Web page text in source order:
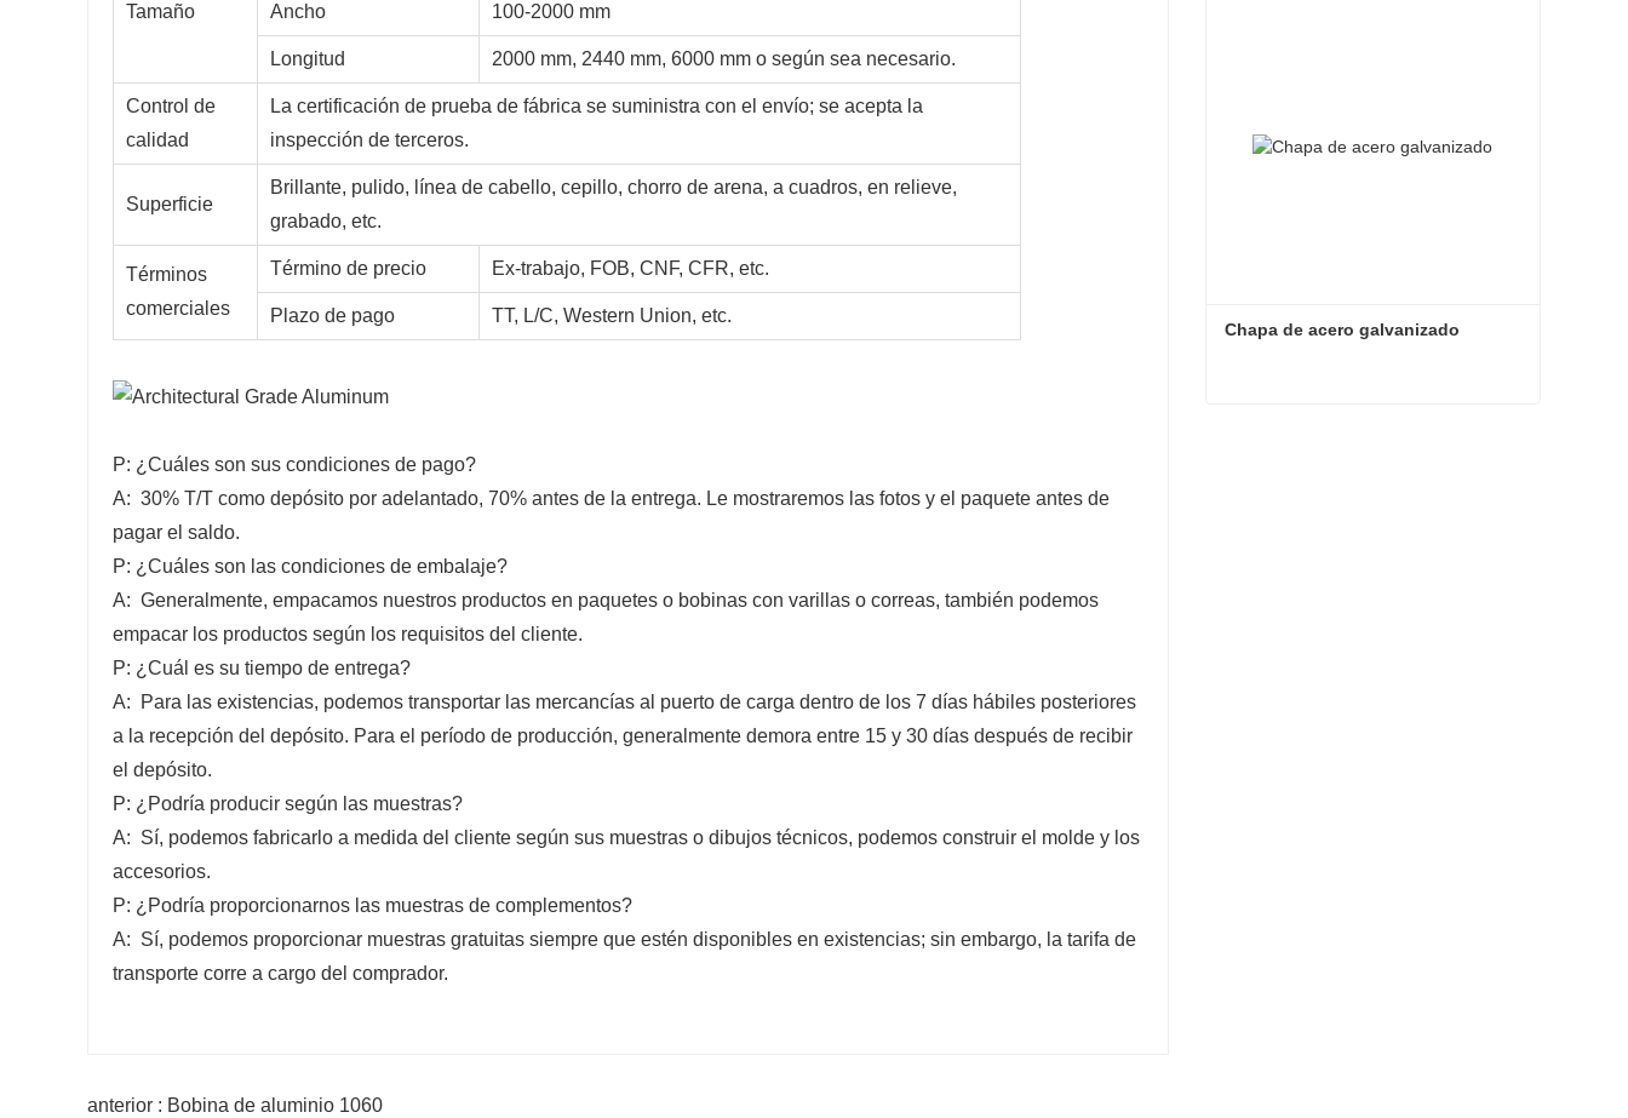
Tamaño Ancho 100-2000 mm
Longitud 2000 mm, 2440 mm, 6000 mm o según sea necesario.
Control de
calidad
La certificación de prueba de fábrica se suministra con el envío; se acepta la
inspección de terceros.
Superficie
Brillante, pulido, línea de cabello, cepillo, chorro de arena, a cuadros, en relieve,
grabado, etc.
Términos
comerciales
Término de precio Ex-trabajo, FOB, CNF, CFR, etc.
Plazo de pago TT, L/C, Western Union, etc.
P: ¿Cuáles son sus condiciones de pago?
A: 30% T/T como depósito por adelantado, 70% antes de la entrega. Le mostraremos las fotos y el paquete antes de
pagar el saldo.
P: ¿Cuáles son las condiciones de embalaje?
A: Generalmente, empacamos nuestros productos en paquetes o bobinas con varillas o correas, también podemos
empacar los productos según los requisitos del cliente.
P: ¿Cuál es su tiempo de entrega?
A: Para las existencias, podemos transportar las mercancías al puerto de carga dentro de los 7 días hábiles posteriores
a la recepción del depósito. Para el período de producción, generalmente demora entre 15 y 30 días después de recibir
el depósito.
P: ¿Podría producir según las muestras?
A: Sí, podemos fabricarlo a medida del cliente según sus muestras o dibujos técnicos, podemos construir el molde y los
accesorios.
P: ¿Podría proporcionarnos las muestras de complementos?
A: Sí, podemos proporcionar muestras gratuitas siempre que estén disponibles en existencias; sin embargo, la tarifa de
transporte corre a cargo del comprador.
anterior : Bobina de aluminio 1060
Chapa de acero galvanizado